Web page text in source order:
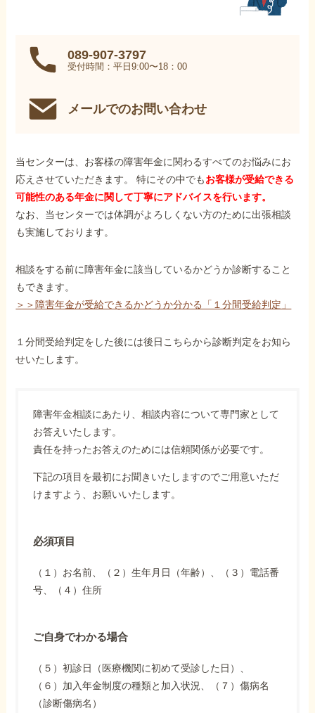
089-907-3797
受付時間：平日9:00〜18：00
メールでのお問い合わせ
当センターは、お客様の障害年金に関わるすべてのお悩みにお
応えさせていただきます。 特にその中でもお客様が受給できる
可能性のある年金に関して丁寧にアドバイスを行います。
なお、当センターでは体調がよろしくない方のために出張相談
も実施しております。
相談をする前に障害年金に該当しているかどうか診断すること
もできます。
＞＞障害年金が受給できるかどうか分かる「１分間受給判定」
１分間受給判定をした後には後日こちらから診断判定をお知ら
せいたします。
障害年金相談にあたり、相談内容について専門家として
お答えいたします。
責任を持ったお答えのためには信頼関係が必要です。
下記の項目を最初にお聞きいたしますのでご用意いただ
けますよう、お願いいたします。
必須項目
（１）お名前、（２）生年月日（年齢）、（３）電話番
号、（４）住所
ご自身でわかる場合
（５）初診日（医療機関に初めて受診した日）、
（６）加入年金制度の種類と加入状況、（７）傷病名
（診断傷病名）